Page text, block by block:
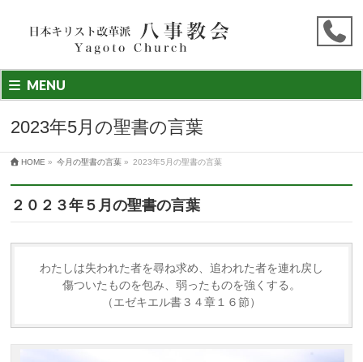
MENU
2023年5月の聖書の言葉
HOME » 今月の聖書の言葉 » 2023年5月の聖書の言葉
２０２３年５月の聖書の言葉
わたしは失われた者を尋ね求め、追われた者を連れ戻し
傷ついたものを包み、弱ったものを強くする。
（エゼキエル書３４章１６節）